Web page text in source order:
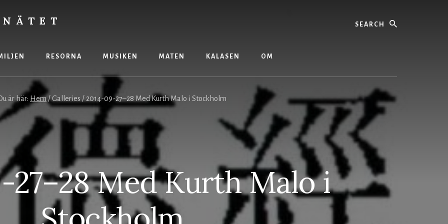
RESORNA MUSIKEN MATEN KALASEN OM
är här: Hem /Galleries / 2014-09-27–28 Med Kurth Malo i Stockholm
27–28 Med Kurth Malo i